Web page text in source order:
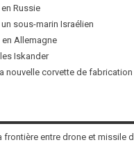
Russie
sous-marin Israélien
Allemagne
Iskander
nouvelle corvette de
entre drone et missile